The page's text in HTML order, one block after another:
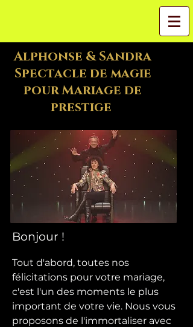
Alphonse & Sandra
Spectacle de magie
pour Mariage de
prestige
Bonjour !
Tout d'abord, toutes nos
félicitations pour votre mariage,
c'est l'un des moments le plus
important de votre vie. Nous vous
proposons de l'immortaliser avec